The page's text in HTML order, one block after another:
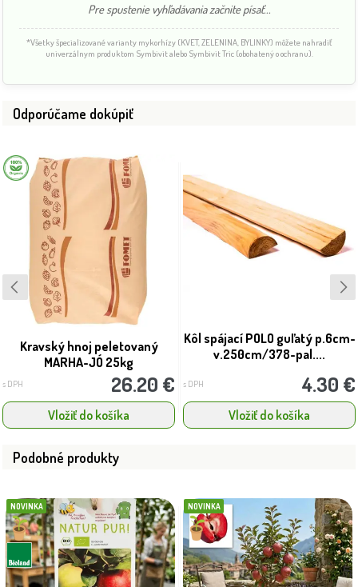
Pre spustenie vyhľadávania začnite písať...
*Všetky špecializované varianty mykorhízy (KVET, ZELENINA, BYLINKY) môžete nahradiť
univerzálnym produktom Symbivit alebo Symbivit Tric (obohatený o ochranu).
Odporúčame dokúpiť
Kravský hnoj peletovaný
MARHA-JÓ 25kg
s DPH 26.20 €
Vložiť do košíka
Kôl spájací POLO guľatý p.6cm-
v.250cm/378-pal....
s DPH 4.30 €
Vložiť do košíka
Podobné produkty
NOVINKA NOVINKA